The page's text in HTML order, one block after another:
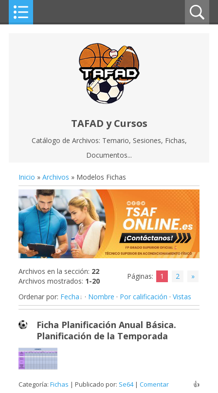
TAFAD y Cursos
Catálogo de Archivos: Temario, Sesiones, Fichas,
Documentos...
Inicio » Archivos » Modelos Fichas
Archivos en la sección: 22
Archivos mostrados: 1-20
Páginas: 1 2 »
Ordenar por: Fecha · Nombre · Por calificación · Vistas
Ficha Planificación Anual Básica.
Planificación de la Temporada
👍
Categoría: Fichas | Publicado por: Se64| Comentar